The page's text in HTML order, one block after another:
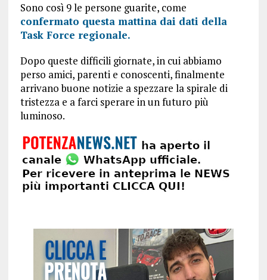
Sono così 9 le persone guarite, come
confermato questa mattina dai dati della
Task Force regionale.
Dopo queste difficili giornate, in cui abbiamo
perso amici, parenti e conoscenti, finalmente
arrivano buone notizie a spezzare la spirale di
tristezza e a farci sperare in un futuro più
luminoso.